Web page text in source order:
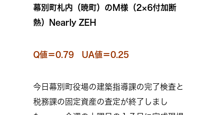
幕別町札内（暁町）のM様（2×6付加断
熱）Nearly ZEH
Q値＝0.79 UA値＝0.25
今日幕別町役場の建築指導課の完了検査と
税務課の固定資産の査定が終了しまし